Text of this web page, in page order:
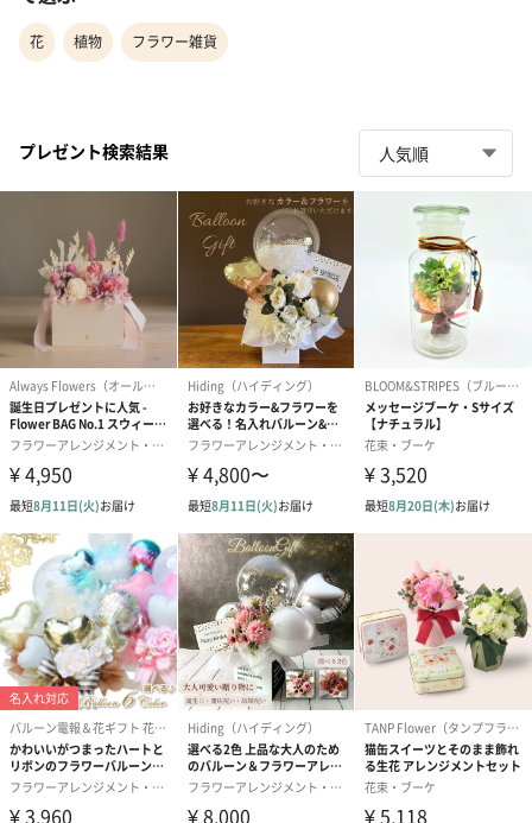
花 植物 フラワー雑貨
プレゼント検索結果